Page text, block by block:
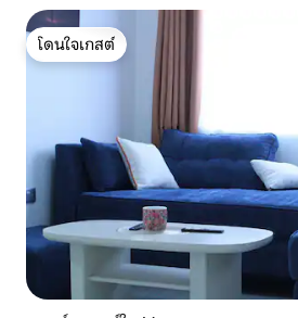
โดนใจเกสต์
โดนใจเกสต์